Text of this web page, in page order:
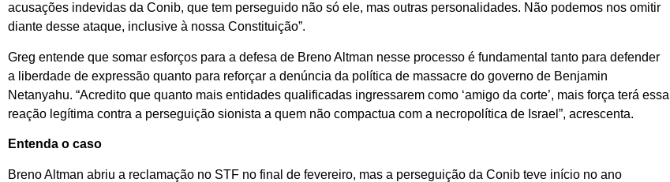
acusações indevidas da Conib, que tem perseguido não só ele, mas outras personalidades. Não podemos nos omitir
diante desse ataque, inclusive à nossa Constituição”.
Greg entende que somar esforços para a defesa de Breno Altman nesse processo é fundamental tanto para defender
a liberdade de expressão quanto para reforçar a denúncia da política de massacre do governo de Benjamin
Netanyahu. “Acredito que quanto mais entidades qualificadas ingressarem como ‘amigo da corte’, mais força terá essa
reação legítima contra a perseguição sionista a quem não compactua com a necropolítica de Israel”, acrescenta.
Entenda o caso
Breno Altman abriu a reclamação no STF no final de fevereiro, mas a perseguição da Conib teve início no ano